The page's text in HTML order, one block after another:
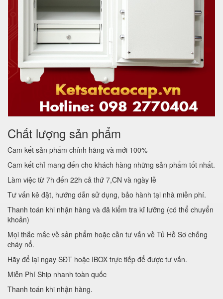
Chất lượng sản phẩm
Cam kết sản phẩm chính hãng và mới 100%
Cam kết chỉ mang đến cho khách hàng những sản phẩm tốt nhất.
Làm việc từ 7h đến 22h cả thứ 7,CN và ngày lễ
Tư vấn kê đặt, hướng dẫn sử dụng, bảo hành tại nhà miễn phí.
Thanh toán khi nhận hàng và đã kiểm tra kĩ lưỡng (có thể chuyển
khoản)
Mọi thắc mắc về sản phẩm hoặc cần tư vấn về Tủ Hồ Sơ chống
cháy nổ.
Hãy để lại ngay SĐT hoặc IBOX trực tiếp để được tư vấn.
Miễn Phí Ship nhanh toàn quốc
Thanh toán khi nhận hàng.